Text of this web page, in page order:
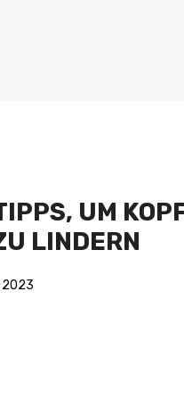
UM
LINDERN
2023